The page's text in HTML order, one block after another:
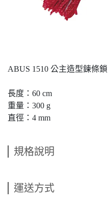
ABUS 1510 公主造型鍊條鎖
長度：60 cm
重量：300 g
直徑：4 mm
規格說明
運送方式